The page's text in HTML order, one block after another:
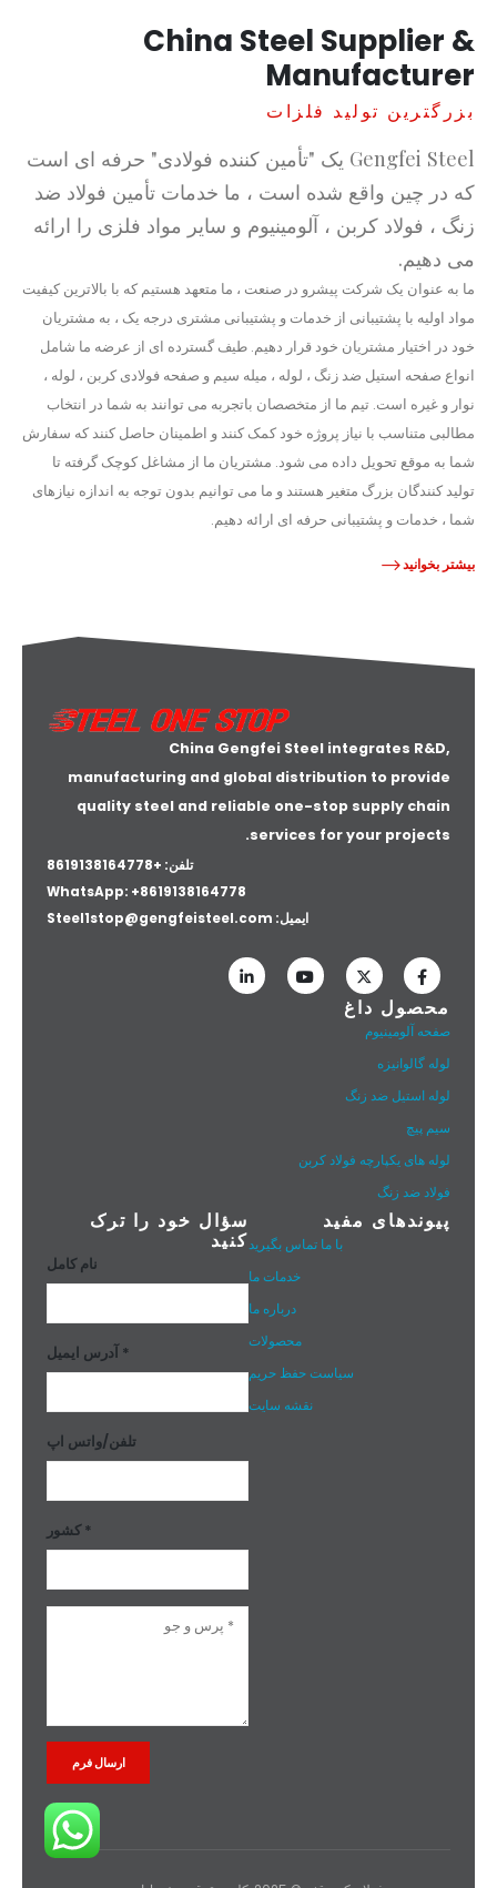
China Steel Supplier &
Manufacturer
بزرگترین تولید فلزات
Gengfei Steel یک "تأمین کننده فولادی" حرفه ای است
که در چین واقع شده است ، ما خدمات تأمین فولاد ضد
زنگ ، فولاد کربن ، آلومینیوم و سایر مواد فلزی را ارائه
می دهیم.
ما به عنوان یک شرکت پیشرو در صنعت ، ما متعهد هستیم که با بالاترین کیفیت
مواد اولیه با پشتیبانی از خدمات و پشتیبانی مشتری درجه یک ، به مشتریان
خود در اختیار مشتریان خود قرار دهیم. طیف گسترده ای از عرضه ما شامل
انواع صفحه استیل ضد زنگ ، لوله ، میله سیم و صفحه فولادی کربن ، لوله ،
نوار و غیره است. تیم ما از متخصصان باتجربه می توانند به شما در انتخاب
مطالبی متناسب با نیاز پروژه خود کمک کنند و اطمینان حاصل کنند که سفارش
شما به موقع تحویل داده می شود. مشتریان ما از مشاغل کوچک گرفته تا
تولید کنندگان بزرگ متغیر هستند و ما می توانیم بدون توجه به اندازه نیازهای
شما ، خدمات و پشتیبانی حرفه ای ارائه دهیم.
بیشتر بخوانید
China Gengfei Steel integrates R&D,
manufacturing and global distribution to provide
quality steel and reliable one-stop supply chain
services for your projects.
تلفن: +8619138164778
WhatsApp: +8619138164778
ایمیل: Steel1stop@gengfeisteel.com
محصول داغ
صفحه آلومینیوم
لوله گالوانیزه
لوله استیل ضد زنگ
سیم پیچ
لوله های یکپارچه فولاد کربن
فولاد ضد زنگ
پیوندهای مفید
با ما تماس بگیرید
خدمات ما
درباره ما
محصولات
سیاست حفظ حریم
نقشه سایت
سؤال خود را ترک
کنید
نام کامل
آدرس ایمیل *
تلفن/واتس اپ
کشور *
Alternative: